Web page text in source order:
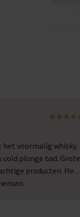
het voormalig whisky
cold plunge bad. Grote
producten. Heel